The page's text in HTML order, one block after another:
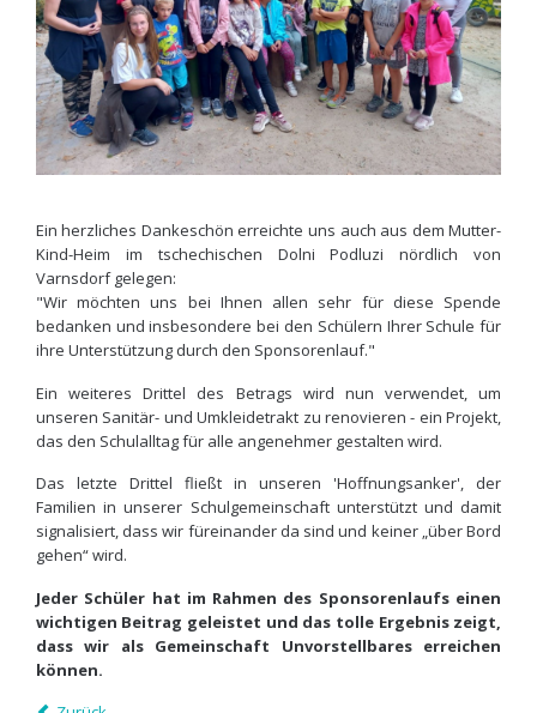
Ein herzliches Dankeschön erreichte uns auch aus dem Mutter-
Kind-Heim im tschechischen Dolni Podluzi nördlich von
Varnsdorf gelegen:
"Wir möchten uns bei Ihnen allen sehr für diese Spende
bedanken und insbesondere bei den Schülern Ihrer Schule für
ihre Unterstützung durch den Sponsorenlauf."
Ein weiteres Drittel des Betrags wird nun verwendet, um
unseren Sanitär- und Umkleidetrakt zu renovieren - ein Projekt,
das den Schulalltag für alle angenehmer gestalten wird.
Das letzte Drittel fließt in unseren 'Hoffnungsanker', der
Familien in unserer Schulgemeinschaft unterstützt und damit
signalisiert, dass wir füreinander da sind und keiner „über Bord
gehen“ wird.
Jeder Schüler hat im Rahmen des Sponsorenlaufs einen
wichtigen Beitrag geleistet und das tolle Ergebnis zeigt,
dass wir als Gemeinschaft Unvorstellbares erreichen
können.